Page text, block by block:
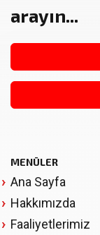
arayın...
MENÜLER
Ana Sayfa
Hakkımızda
Faaliyetlerimiz